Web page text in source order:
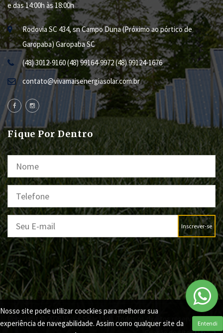
e das 14:00h às 18:00h
Rodovia SC 434,snCampo Duna (Próximo ao pórtico de
Garopaba) GaropabaSC
(48) 3012-9160 (48) 99164-9972 (48) 99124-1676
contato@vivamaisenergiasolar.com.br
Fique Por Dentro
Inscrever-se
Copyright © 2026 Viva + Solar Ltda. Todos os direitos reservados
Nosso site pode utilizar coockies para melhorar sua
experiência de navegabilidade. Assim como qualquer site da
Entendi